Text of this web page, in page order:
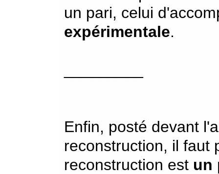
un pari, celui
expérimentale.
Enfin, posté devant
reconstruction, il faut
reconstruction est un